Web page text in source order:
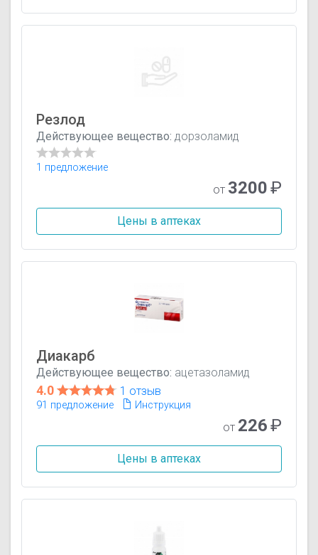
Резлод
Действующее вещество: дорзоламид
1 предложение
от 3200₽
Цены в аптеках
Диакарб
Действующее вещество: ацетазоламид
4.0 1 отзыв
91 предложение Инструкция
от 226₽
Цены в аптеках